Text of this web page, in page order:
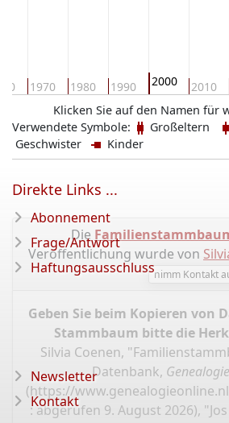
1970 1980 1990 2000 2010
Klicken Sie auf den Namen für
Verwendete Symbole:
Großeltern
Geschwister
Kinder
Die
Veröffentlichung wurde von
nimm Kontakt
Geben Sie beim Kopieren von
Stammbaum bitte die
Silvia Coenen,
Datenbank,
(https://
: abgerufen 9. August 2026),
Direkte Links ...
Abonnement
Frage/Antwort
Haftungsausschluss
Newsletter
Kontakt